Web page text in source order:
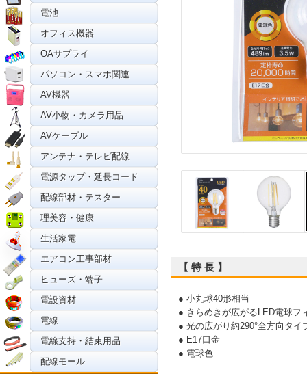
電池
オフィス機器
OAサプライ
パソコン・スマホ関連
AV機器
AV小物・カメラ用品
AVケーブル
アンテナ・テレビ配線
電源タップ・延長コード
配線部材・テスター
理美容・健康
生活家電
エアコン工事部材
ヒューズ・端子
電設資材
電線
電線支持・結束用品
配線モール
【 特 長 】
● 小丸球40形相当
● きらめきが広がるLED電球フ
● 光の広がり約290°全方向タイ
● E17口金
● 電球色